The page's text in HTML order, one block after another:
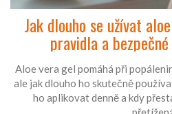
Jak dlouho se užívat
pravidla a
Aloe vera gel pomáhá při
ale jak dlouho ho skutečně
ho aplikovat denně a kdy